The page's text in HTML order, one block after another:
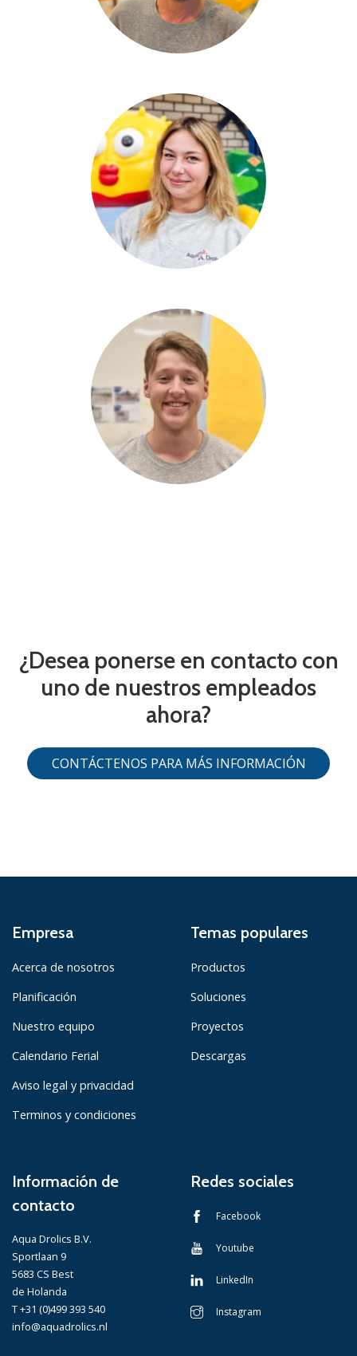
¿Desea ponerse en contacto con
uno de nuestros empleados
ahora?
CONTÁCTENOS PARA MÁS INFORMACIÓN
Empresa
Acerca de nosotros
Planificación
Nuestro equipo
Calendario Ferial
Aviso legal y privacidad
Terminos y condiciones
Temas populares
Productos
Soluciones
Proyectos
Descargas
Información de
contacto
Aqua Drolics B.V.
Sportlaan 9
5683 CS Best
de Holanda
T +31 (0)499 393 540
info@aquadrolics.nl
Redes sociales
Facebook
Youtube
LinkedIn
Instagram